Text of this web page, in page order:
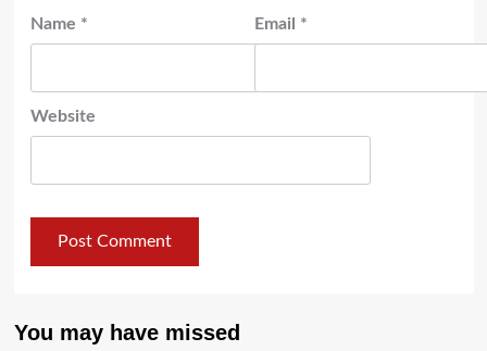
Name * Email *
Website
You may have missed